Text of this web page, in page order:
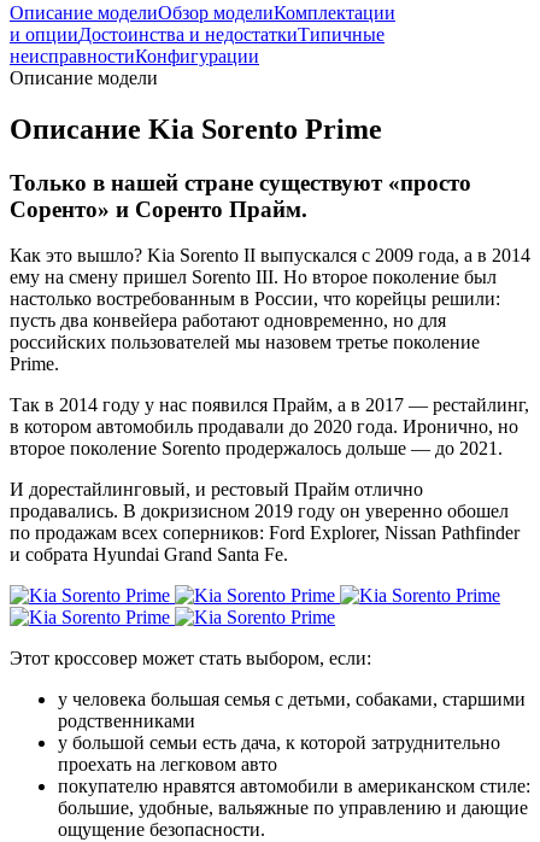
Описание моделиОбзор моделиКомплектации
и опцииДостоинства и недостаткиТипичные
неисправностиКонфигурации
Описание модели
Описание Kia Sorento Prime
Только в нашей стране существуют «просто
Соренто» и Соренто Прайм.
Как это вышло? Kia Sorento II выпускался с 2009 года, а в 2014
ему на смену пришел Sorento III. Но второе поколение был
настолько востребованным в России, что корейцы решили:
пусть два конвейера работают одновременно, но для
российских пользователей мы назовем третье поколение
Prime.
Так в 2014 году у нас появился Прайм, а в 2017 — рестайлинг,
в котором автомобиль продавали до 2020 года. Иронично, но
второе поколение Sorento продержалось дольше — до 2021.
И дорестайлинговый, и рестовый Прайм отлично
продавались. В докризисном 2019 году он уверенно обошел
по продажам всех соперников: Ford Explorer, Nissan Pathfinder
и собрата Hyundai Grand Santa Fe.
Этот кроссовер может стать выбором, если:
у человека большая семья с детьми, собаками, старшими
родственниками
у большой семьи есть дача, к которой затруднительно
проехать на легковом авто
покупателю нравятся автомобили в американском стиле:
большие, удобные, вальяжные по управлению и дающие
ощущение безопасности.